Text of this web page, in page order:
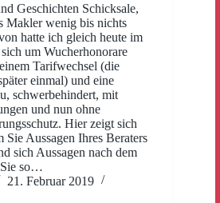
Geschichten Schicksale,
Makler wenig bis nichts
hatte ich gleich heute im
um Wucherhonorare
Tarifwechsel (die
einmal) und eine
schwerbehindert, mit
und nun ohne
Hier zeigt sich
Aussagen Ihres Beraters
sich Aussagen nach dem
Sie so…
21. Februar 2019